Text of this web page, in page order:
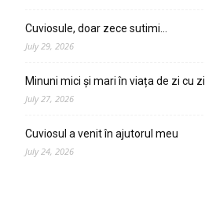
Cuviosule, doar zece sutimi…
July 29, 2026
Minuni mici și mari în viața de zi cu zi
July 27, 2026
Cuviosul a venit în ajutorul meu
July 24, 2026